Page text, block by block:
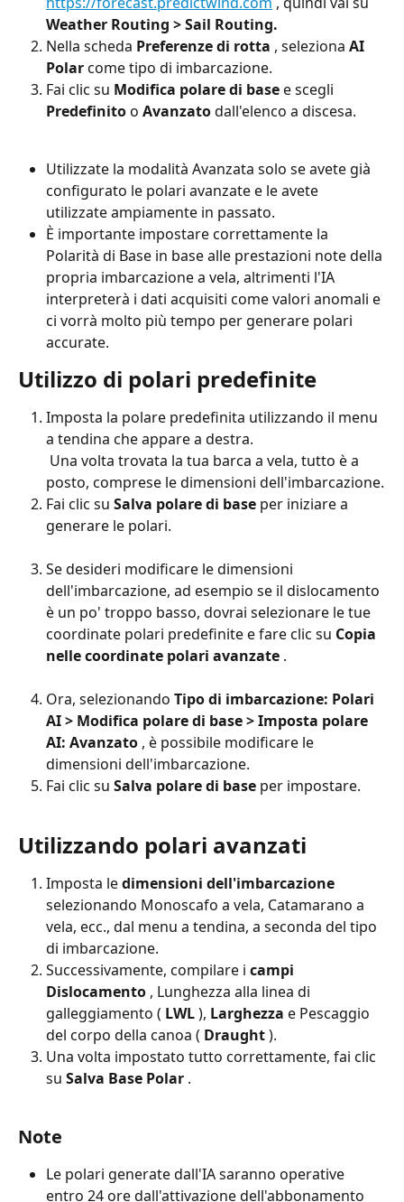
Weather Routing > Sail Routing.
Nella scheda Preferenze di rotta , seleziona AI
Polar come tipo di imbarcazione.
Fai clic su Modifica polare di base e scegli
Predefinito o Avanzato dall'elenco a discesa.
Utilizzate la modalità Avanzata solo se avete già
configurato le polari avanzate e le avete
utilizzate ampiamente in passato.
È importante impostare correttamente la
Polarità di Base in base alle prestazioni note della
propria imbarcazione a vela, altrimenti l'IA
interpreterà i dati acquisiti come valori anomali e
ci vorrà molto più tempo per generare polari
accurate.
Utilizzo di polari predefinite
Imposta la polare predefinita utilizzando il menu
a tendina che appare a destra.
posto, comprese le dimensioni dell'imbarcazione.
Fai clic su Salva polare di base per iniziare a
generare le polari.
Se desideri modificare le dimensioni
dell'imbarcazione, ad esempio se il dislocamento
è un po' troppo basso, dovrai selezionare le tue
coordinate polari predefinite e fare clic su Copia
nelle coordinate polari avanzate .
Ora, selezionando Tipo di imbarcazione: Polari
AI > Modifica polare di base > Imposta polare
AI: Avanzato , è possibile modificare le
dimensioni dell'imbarcazione.
Fai clic su Salva polare di base per impostare.
Utilizzando polari avanzati
Imposta le dimensioni dell'imbarcazione
selezionando Monoscafo a vela, Catamarano a
vela, ecc., dal menu a tendina, a seconda del tipo
di imbarcazione.
Successivamente, compilare i campi
Dislocamento , Lunghezza alla linea di
galleggiamento ( LWL ), Larghezza e Pescaggio
del corpo della canoa ( Draught ).
Una volta impostato tutto correttamente, fai clic
su Salva Base Polar .
Note
Le polari generate dall'IA saranno operative
entro 24 ore dall'attivazione dell'abbonamento